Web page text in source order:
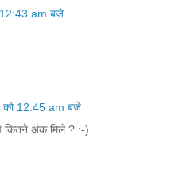
am बजे
12:45 am बजे
कितने अंक मिले ? :-)